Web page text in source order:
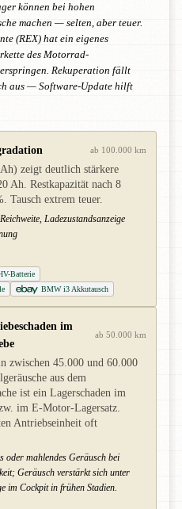
können bei hohen
machen — selten, aber teuer.
(REX) hat ein eigenes
des Motorrad-
Rekuperation fällt
aus — Software-Update hilft
ab 100.000 km
zeigt deutlich stärkere
Ah. Restkapazität nach 8
Tausch extrem teuer.
Ladezustandsanzeige
Batterie
BMW i3 Akkutausch
im
ab 50.000 km
zwischen 45.000 und 60.000
aus dem
ist ein Lagerschaden im
im E-Motor-Lagersatz.
Antriebseinheit oft
oder mahlendes Geräusch bei
Geräusch verstärkt sich unter
im Cockpit in frühen Stadien.